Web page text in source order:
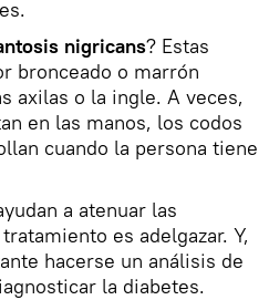
nigricans? Estas
bronceado o marrón
axilas o la ingle. A veces,
en las manos, los codos
cuando la persona tiene
a atenuar las
es adelgazar. Y,
hacerse un análisis de
la diabetes.